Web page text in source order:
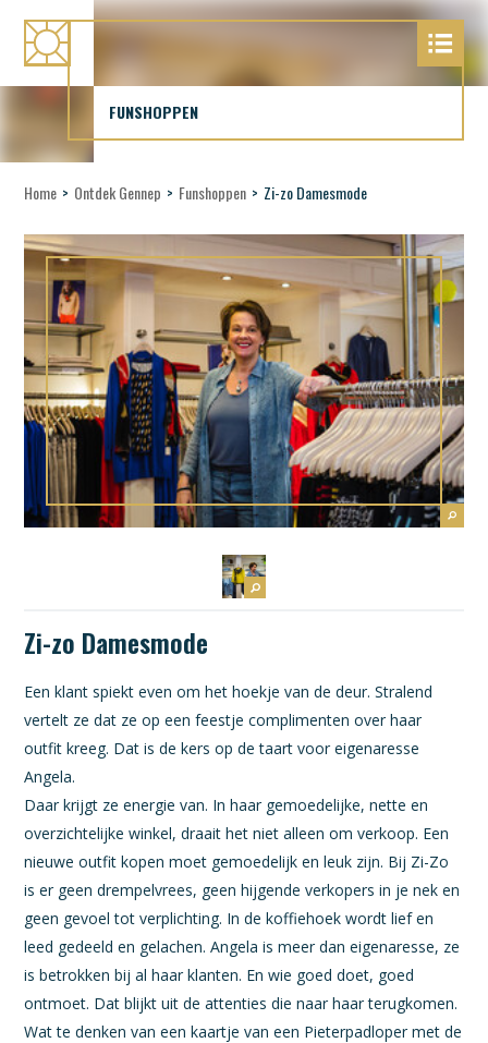
FUNSHOPPEN
Home > Ontdek Gennep > Funshoppen > Zi-zo Damesmode
Zi-zo Damesmode
Een klant spiekt even om het hoekje van de deur. Stralend
vertelt ze dat ze op een feestje complimenten over haar
outfit kreeg. Dat is de kers op de taart voor eigenaresse
Angela.
Daar krijgt ze energie van. In haar gemoedelijke, nette en
overzichtelijke winkel, draait het niet alleen om verkoop. Een
nieuwe outfit kopen moet gemoedelijk en leuk zijn. Bij Zi-Zo
is er geen drempelvrees, geen hijgende verkopers in je nek en
geen gevoel tot verplichting. In de koffiehoek wordt lief en
leed gedeeld en gelachen. Angela is meer dan eigenaresse, ze
is betrokken bij al haar klanten. En wie goed doet, goed
ontmoet. Dat blijkt uit de attenties die naar haar terugkomen.
Wat te denken van een kaartje van een Pieterpadloper met de